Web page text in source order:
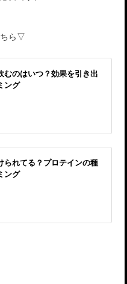
ら▽
むのはいつ？効果を引き出
ング
られてる？プロテインの種
ング